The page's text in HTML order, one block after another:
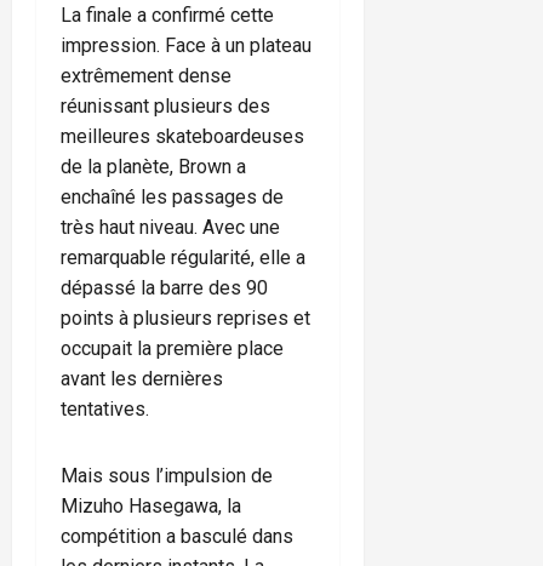
La finale a confirmé cette
impression. Face à un plateau
extrêmement dense
réunissant plusieurs des
meilleures skateboardeuses
de la planète, Brown a
enchaîné les passages de
très haut niveau. Avec une
remarquable régularité, elle a
dépassé la barre des 90
points à plusieurs reprises et
occupait la première place
avant les dernières
tentatives.
Mais sous l’impulsion de
Mizuho Hasegawa, la
compétition a basculé dans